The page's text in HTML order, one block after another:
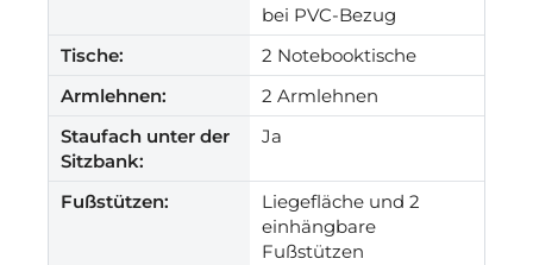
bei PVC-Bezug
Tische:
2 Notebooktische
Armlehnen:
2 Armlehnen
Staufach unter der
Sitzbank:
Ja
Fußstützen:
Liegefläche und 2
einhängbare
Fußstützen